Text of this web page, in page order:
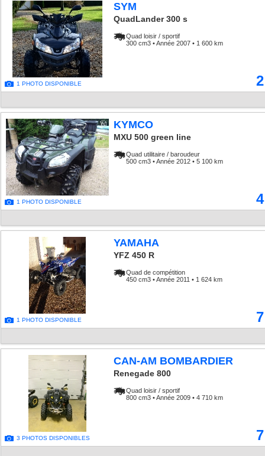
1 PHOTO DISPONIBLE
SYM
QuadLander 300 s
Quad loisir / sportif
300 cm3 • Année 2007 • 1 600 km
1 PHOTO DISPONIBLE
KYMCO
MXU 500 green line
Quad utilitaire / baroudeur
500 cm3 • Année 2012 • 5 100 km
1 PHOTO DISPONIBLE
YAMAHA
YFZ 450 R
Quad de compétition
450 cm3 • Année 2011 • 1 624 km
3 PHOTOS DISPONIBLES
CAN-AM BOMBARDIER
Renegade 800
Quad loisir / sportif
800 cm3 • Année 2009 • 4 710 km